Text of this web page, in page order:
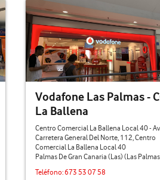
Vodafone Las Palmas -
La Ballena
Centro Comercial La Ballena Local 40 -
Carretera General Del Norte, 112, Centro
Comercial La Ballena Local 40
Palmas De Gran Canaria (Las) (Las
Teléfono:673 53 07 58